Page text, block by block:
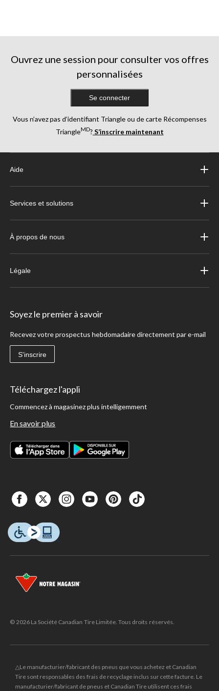
Ouvrez une session pour consulter vos offres
personnalisées
Se connecter
Vous n’avez pas d’identifiant Triangle ou de carte Récompenses
TriangleMD? S’inscrire maintenant
Aide
Services et solutions
À propos de nous
Légale
Soyez le premier à savoir
Recevez votre prospectus hebdomadaire directement par e-mail
S'inscrire
Téléchargez l'appli
Commencez à magasinez plus intelligemment
En savoir plus
© 2026 La Société Canadian Tire Limitée. Tous droits réservés.
△Le manufacturier/fabricant des pneus que vous achetez et Canadian
Tire sont responsables des frais de recyclage inclus sur cette facture. Le
manufacturier/fabricant de pneus et Canadian Tire utilisent ces frais